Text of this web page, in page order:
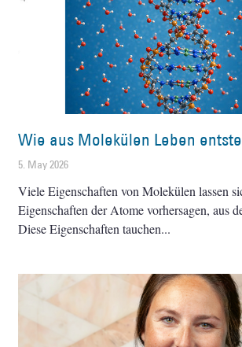
Wie aus Molekülen Leben
5. May 2026
Viele Eigenschaften von Molekülen lassen
Eigenschaften der Atome vorhersagen, aus
Diese Eigenschaften tauchen